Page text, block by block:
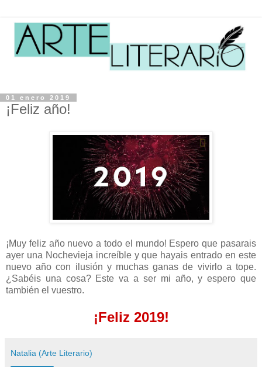
01 enero 2019
¡Feliz año!
¡Muy feliz año nuevo a todo el mundo! Espero que pasarais
ayer una Nochevieja increíble y que hayais entrado en este
nuevo año con ilusión y muchas ganas de vivirlo a tope.
¿Sabéis una cosa? Este va a ser mi año, y espero que
también el vuestro.
¡Feliz 2019!
Natalia (Arte Literario)